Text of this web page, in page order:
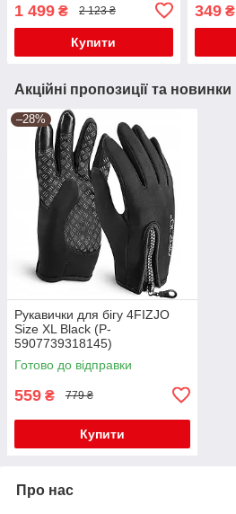
5907739314109)
1 499 ₴ 2 123 ₴
Купити
349₴
Акційні пропозиції та новинки
–28%
Рукавички для бігу 4FIZJO
Size XL Black (P-
5907739318145)
Готово до відправки
559 ₴ 779 ₴
Купити
Про нас